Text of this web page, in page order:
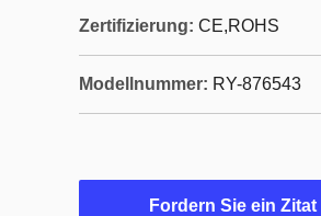
Zertifizierung: CE,ROHS
Modellnummer: RY-876543
Fordern Sie ein Zitat